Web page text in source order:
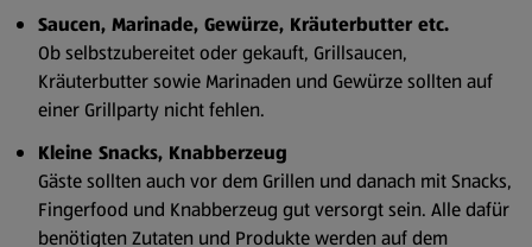
Saucen, Marinade, Gewürze, Kräuterbutter etc.
Ob selbstzubereitet oder gekauft, Grillsaucen,
Kräuterbutter sowie Marinaden und Gewürze sollten auf
einer Grillparty nicht fehlen.
Kleine Snacks, Knabberzeug
Gäste sollten auch vor dem Grillen und danach mit Snacks,
Fingerfood und Knabberzeug gut versorgt sein. Alle dafür
benötigten Zutaten und Produkte werden auf dem